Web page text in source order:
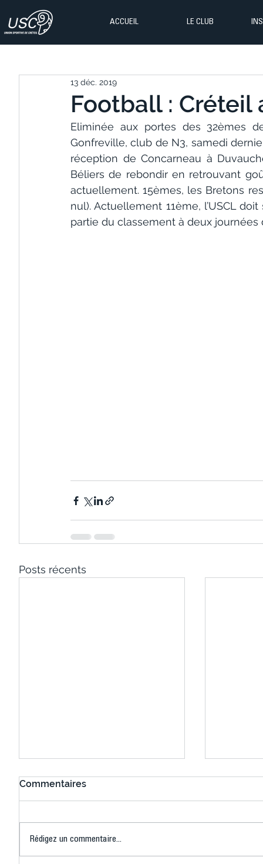
ACCUEIL LE CLUB
Football :
13 déc. 2019
Eliminée aux portes des 32èmes
Gonfreville, club de N3, samedi
réception de Concarneau à
Béliers de rebondir en retrouvant
actuellement. 15èmes, les Bretons
nul). Actuellement 11ème, l’USCL
partie du classement à deux
Posts récents
Commentaires
Rédigez un commentaire...